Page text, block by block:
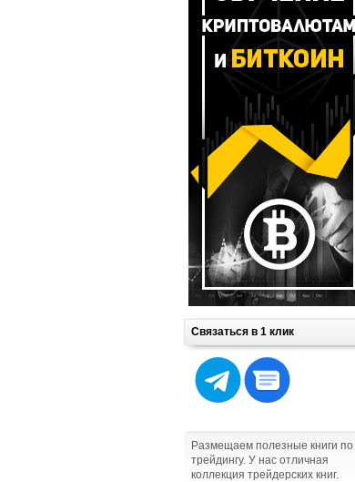
Связаться в 1 клик
Размещаем полезные книги по
трейдингу. У нас отличная
коллекция трейдерских книг.